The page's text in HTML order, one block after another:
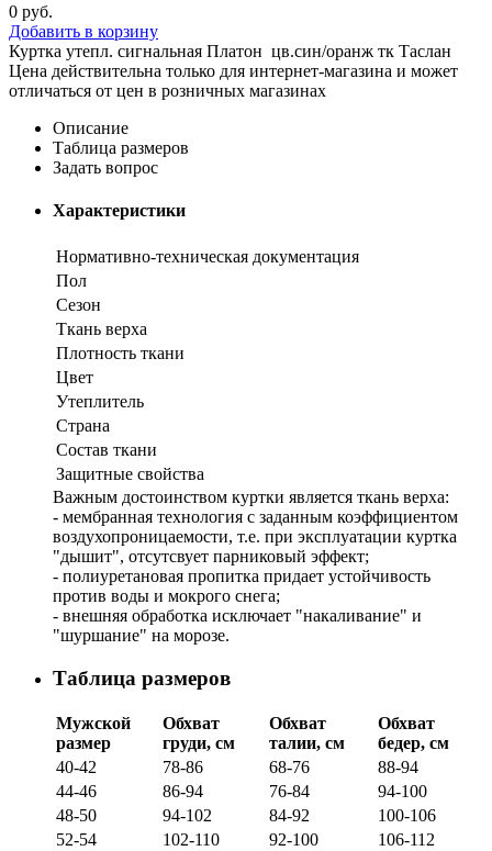
0 руб.
Добавить в корзину
Куртка утепл. сигнальная Платон цв.син/оранж тк Таслан
Цена действительна только для интернет-магазина и может
отличаться от цен в розничных магазинах
Описание
Таблица размеров
Задать вопрос
Характеристики
Нормативно-техническая документация
Пол
Сезон
Ткань верха
Плотность ткани
Цвет
Утеплитель
Страна
Состав ткани
Защитные свойства
Важным достоинством куртки является ткань верха:
- мембранная технология с заданным коэффициентом
воздухопроницаемости, т.е. при эксплуатации куртка
"дышит", отсутсвует парниковый эффект;
- полиуретановая пропитка придает устойчивость
против воды и мокрого снега;
- внешняя обработка исключает "накаливание" и
"шуршание" на морозе.
Таблица размеров
Мужской
размер
Обхват
груди, см
Обхват
талии, см
Обхват
бедер, см
40-42
78-86 68-76
88-94
44-46
86-94 76-84
94-100
48-50
94-102 84-92
100-106
52-54
102-110 92-100
106-112